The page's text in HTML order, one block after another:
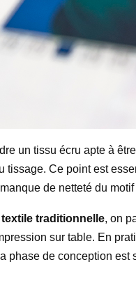
un tissu écru apte à
Ce point est
de netteté du
traditionnelle, on
sur table. En
phase de conception